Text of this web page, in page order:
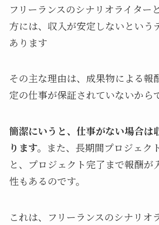
フリーランスのシナリオライター
方には、収入が安定しないという
あります
その主な理由は、成果物による報
定の仕事が保証されていないから
簡潔にいうと、仕事がない場合は
ります。 また、長期間プロジェク
と、プロジェクト完了まで報酬が
性もあるのです。
これは、フリーランスのシナリオ